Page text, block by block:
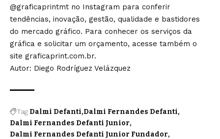
@graficaprintmt no Instagram para conferir
tendências, inovação, gestão, qualidade e bastidores
do mercado gráfico. Para conhecer os serviços da
gráfica e solicitar um orçamento, acesse também o
site graficaprint.com.br.
Autor: Diego Rodríguez Velázquez
Tag Dalmi Defanti Dalmi Fernandes Defanti
Dalmi Fernandes Defanti Junior
Dalmi Fernandes Defanti Junior Fundador